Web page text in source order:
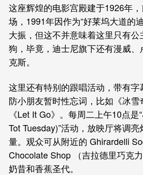
这座辉煌的电影宫殿建于1926年
场，1991年因作为“好莱坞大道的
大振，但这不并意味着这里只有
狗，毕竟，迪士尼旗下还有漫威、
克斯。
这里还有特别的跟唱活动，带有字
防小朋友暂时性忘词，比如《冰雪
《Let It Go》。每周二上午10点
Tot Tuesday)”活动，放映厅将调
量。观众可从附近的 Ghirardelli
Chocolate Shop （吉拉德里巧克
奶昔和香蕉圣代。